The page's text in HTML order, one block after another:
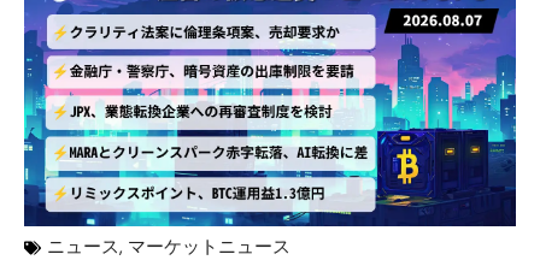
ニュース, マーケットニュース